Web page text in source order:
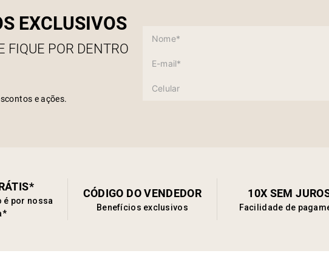
EXCLUSIVOS
FIQUE POR DENTRO
e ações.
é por nossa
CÓDIGO DO VENDEDOR
Benefícios exclusivos
10X SEM
Facilidade de